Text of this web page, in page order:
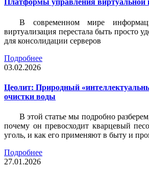
Платформы управления виртуальной
В современном мире
виртуализация перестала быть просто
для консолидации серверов
Подробнее
03.02.2026
Цеолит: Природный
очистки воды
В этой статье мы подробно
почему он превосходит кварцевый
уголь, и как его применяют в быту и
Подробнее
27.01.2026